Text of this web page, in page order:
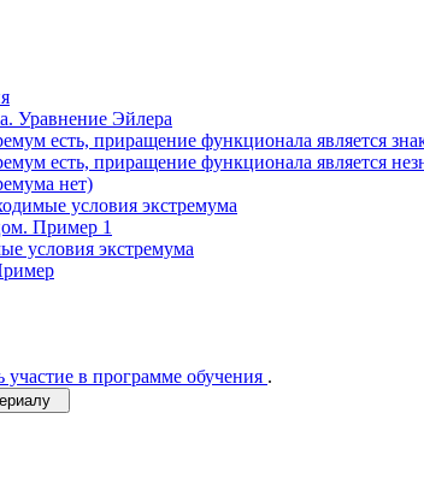
Уравнение Эйлера
есть, приращение функционала является
есть, приращение функционала является
нет)
условия экстремума
Пример 1
условия экстремума
участие в программе обучения .